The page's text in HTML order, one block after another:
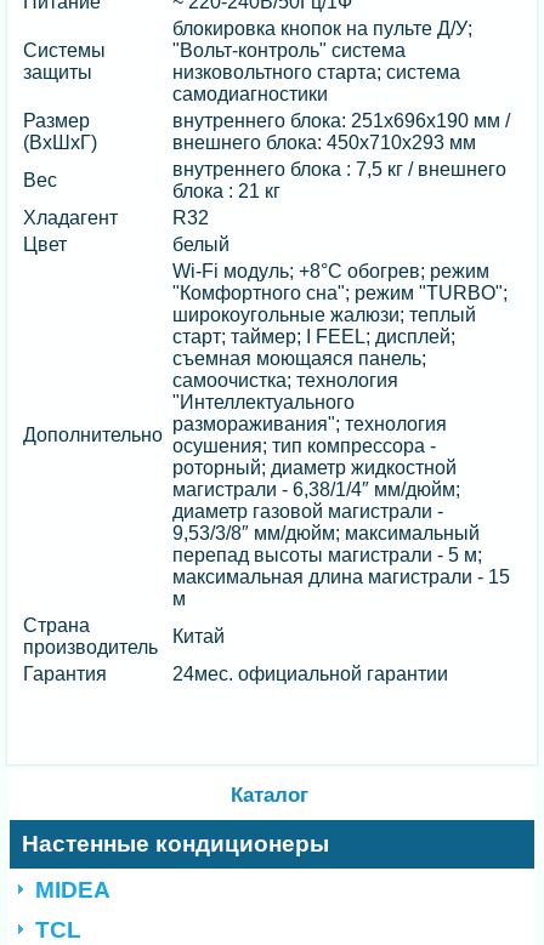
Системы
защиты
блокировка кнопок на пульте Д/У;
"Вольт-контроль" система
низковольтного старта; система
самодиагностики
Размер
(ВхШхГ)
внутреннего блока: 251х696х190 мм /
внешнего блока: 450х710х293 мм
Вес
внутреннего блока : 7,5 кг / внешнего
блока : 21 кг
Хладагент
R32
Цвет
белый
Дополнительно
Wi-Fi модуль; +8°С обогрев; режим
"Комфортного сна"; режим "TURBO";
широкоугольные жалюзи; теплый
старт; таймер; I FEEL; дисплей;
съемная моющаяся панель;
самоочистка; технология
"Интеллектуального
размораживания"; технология
осушения; тип компрессора -
роторный; диаметр жидкостной
магистрали - 6,38/1/4″ мм/дюйм;
диаметр газовой магистрали -
9,53/3/8″ мм/дюйм; максимальный
перепад высоты магистрали - 5 м;
максимальная длина магистрали - 15
м
Страна
производитель
Китай
Гарантия
24мес. официальной гарантии
Каталог
Настенные кондиционеры
MIDEA
TCL